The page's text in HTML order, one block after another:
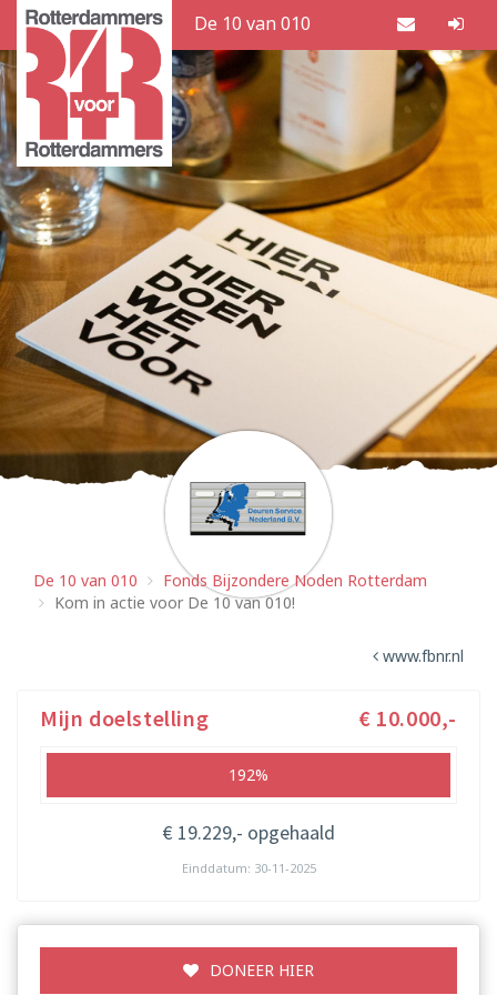
De 10 van 010
De 10 van 010
Fonds Bijzondere Noden Rotterdam
Kom in actie voor De 10 van 010!
www.fbnr.nl
Mijn doelstelling € 10.000,-
192%
€ 19.229,- opgehaald
Einddatum: 30-11-2025
DONEER HIER